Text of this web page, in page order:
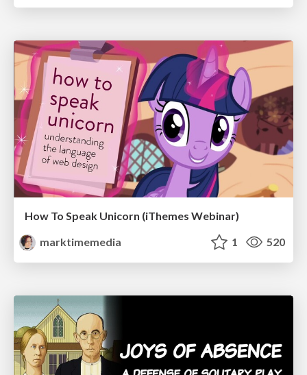
How To Speak Unicorn (iThemes Webinar)
marktimemedia
1 520